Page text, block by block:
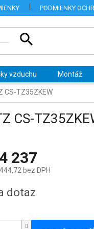
PODMIENKY
vzduchu Montáž
CS-TZ35ZKEW
CS-
237
bez DPH
dotaz